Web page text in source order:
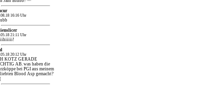
16:16 Uhr
21:11 Uhr
20:12 Uhr
KOTZ GERADE
AB. was haben die
bei PGI aus meinem
Blood Asp gemacht?